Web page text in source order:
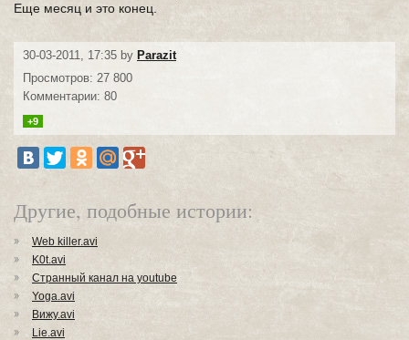
Еще месяц и это конец.
30-03-2011, 17:35 by Parazit
Просмотров: 27 800
Комментарии: 80
+9
Другие, подобные истории:
Web killer.avi
K0t.avi
Странный канал на youtube
Yoga.avi
Вижу.avi
Lie.avi